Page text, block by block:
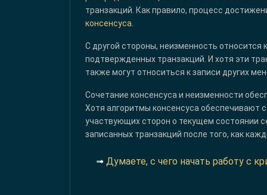
транзакций. Как правило, процесс
консенсуса
С другой стороны, неизменность
подтвержденных транзакций. И хотя эти
также могут относиться к записи других
Сочетание консенсуса и неизменности
Хотя алгоритмы консенсуса обеспечивают
участвующих сторон о текущем состоянии
записанных транзакций после того, как
➟ Думаете, с чего начать работу с